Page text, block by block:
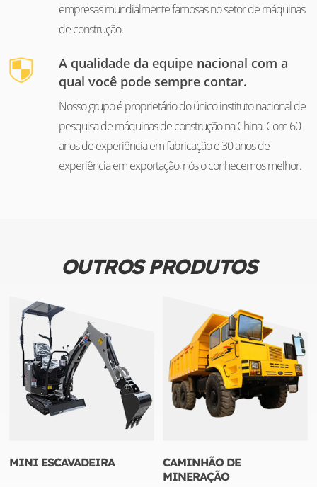
empresas mundialmente famosas no setor de máquinas
de construção.
A qualidade da equipe nacional com a
qual você pode sempre contar.
Nosso grupo é proprietário do único instituto nacional de
pesquisa de máquinas de construção na China. Com 60
anos de experiência em fabricação e 30 anos de
experiência em exportação, nós o conhecemos melhor.
OUTROS PRODUTOS
MINI ESCAVADEIRA
CAMINHÃO DE
MINERAÇÃO